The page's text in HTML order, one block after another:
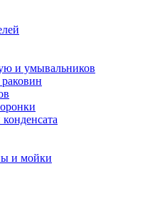
и умывальников
и мойки